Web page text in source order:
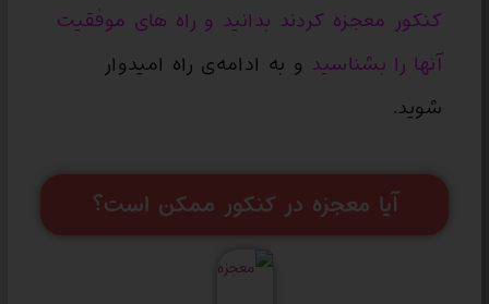
‌کنکور معجزه کردند بدانید و راه های موفقیت
آنها را بشناسید و به ادامه‌ی راه امیدوار
شوید.
آیا معجزه در کنکور ممکن است؟